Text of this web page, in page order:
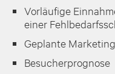
Vorläufige
einer
Geplante
Besucherprognose